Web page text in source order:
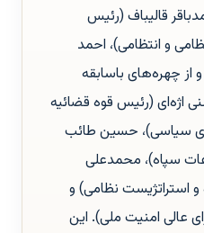
قالیباف (رئیس
و انتظامی)، احمد
از چهره‌های باسابقه
اژه‌ای (رئیس قوه قضائیه
سیاسی)، حسین طائب
سپاه)، محمدعلی
استراتژیست نظامی) و
عالی امنیت ملی). این